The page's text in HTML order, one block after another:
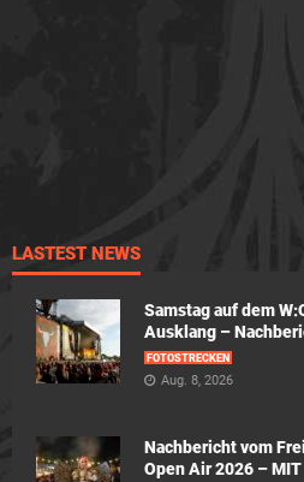
LASTEST NEWS
Samstag auf dem
Ausklang –
FOTOSTRECKEN
Aug. 8, 2026
Nachbericht vom
Open Air 2026 –